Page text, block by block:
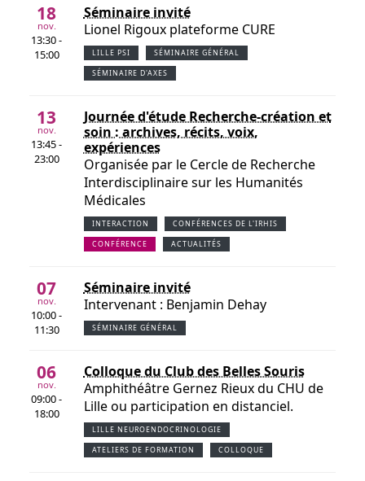
18
nov.
13:30 -
15:00
Séminaire invité
Lionel Rigoux plateforme CURE
LILLE PSI SÉMINAIRE GÉNÉRAL
SÉMINAIRE D'AXES
13
nov.
13:45 -
23:00
Journée d'étude Recherche-création et
soin : archives, récits, voix,
expériences
Organisée par le Cercle de Recherche
Interdisciplinaire sur les Humanités
Médicales
INTERACTION CONFÉRENCES DE L'IRHIS
CONFÉRENCE ACTUALITÉS
07
nov.
10:00 -
11:30
Séminaire invité
Intervenant : Benjamin Dehay
SÉMINAIRE GÉNÉRAL
06
nov.
09:00 -
18:00
Colloque du Club des Belles Souris
Amphithéâtre Gernez Rieux du CHU de
Lille ou participation en distanciel.
LILLE NEUROENDOCRINOLOGIE
ATELIERS DE FORMATION COLLOQUE